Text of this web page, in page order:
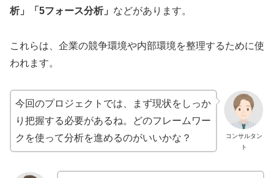
析」「5フォース分析」 などがあります。
これらは、企業の競争環境や内部環境を整理するために使
われます。
コンサルタン
ト
今回のプロジェクトでは、まず現状をしっか
り把握する必要があるね。どのフレームワー
クを使って分析を進めるのがいいかな？